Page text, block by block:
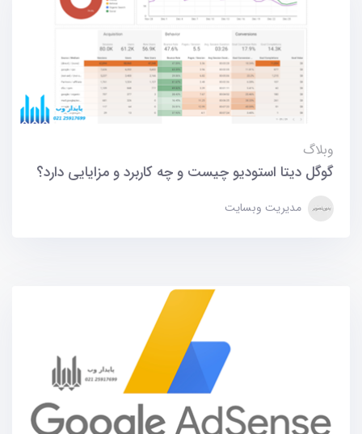
وبلاگ
گوگل دیتا استودیو چیست و چه کاربرد و مزایایی دارد؟
مدیریت وبسایت